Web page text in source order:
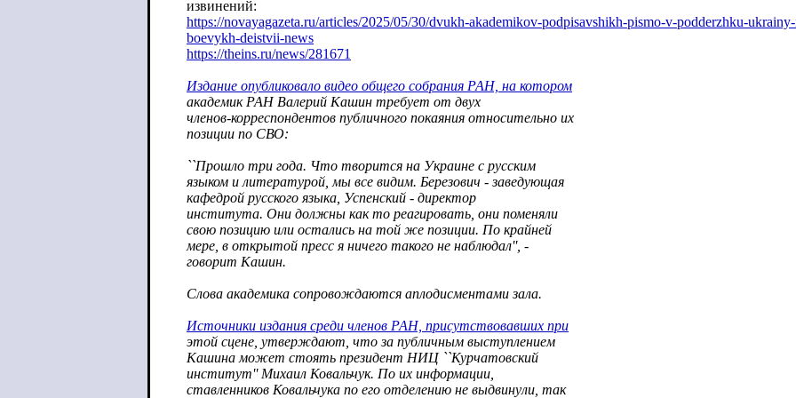
извинений:
https://novayagazeta.ru/articles/2025/05/30/dvukh-akademikov-podpisavshikh-pismo-v-podderzhku-
boevykh-deistvii-news
https://theins.ru/news/281671
Издание опубликовало видео общего собрания РАН, на котором
академик РАН Валерий Кашин требует от двух
членов-корреспондентов публичного покаяния относительно их
позиции по СВО:
``Прошло три года. Что творится на Украине с русским
языком и литературой, мы все видим. Березович - заведующая
кафедрой русского языка, Успенский - директор
института. Они должны как то реагировать, они поменяли
свою позицию или остались на той же позиции. По крайней
мере, в открытой пресс я ничего такого не наблюдал'', -
говорит Кашин.
Слова академика сопровождаются аплодисментами зала.
Источники издания среди членов РАН, присутствовавших при
этой сцене, утверждают, что за публичным выступлением
Кашина может стоять президент НИЦ ``Курчатовский
институт'' Михаил Ковальчук. По их информации,
ставленников Ковальчука по его отделению не выдвинули, так